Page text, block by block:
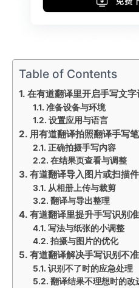
Table of Contents
在有道翻译里开启手写文
准备设备与环境
设置应用与语言
用有道翻译拍照翻译手写
正确拍摄手写内容
在结果页查看与调整
有道翻译导入图片或扫描
从相册上传与裁剪
翻译与导出整理
有道翻译里提升手写识别
写法与纸张的小调整
拍摄与图片的优化
有道翻译解决手写识别不
识别不了时的应急处理
翻译结果不理想时的改